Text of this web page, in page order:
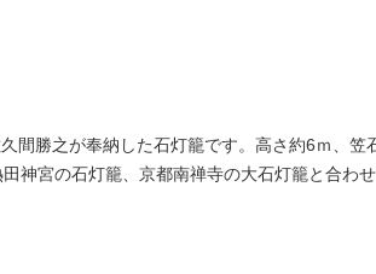
間勝之が奉納した石灯籠です。高さ約6ｍ、笠
神宮の石灯籠、京都南禅寺の大石灯籠と合わ